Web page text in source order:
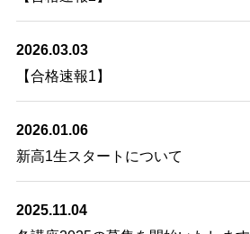
2026.03.03
【合格速報1】
2026.01.06
新高1生スタートについて
2025.11.04